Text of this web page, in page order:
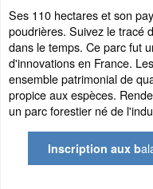
Ses 110 hectares et son
poudrières. Suivez le tracé
dans le temps. Ce parc fut
d'innovations en France.
ensemble patrimonial de
propice aux espèces.
un parc forestier né de
Inscription aux b